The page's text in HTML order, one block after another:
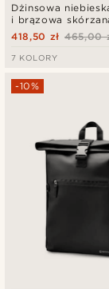
Dżinsowa
i brązowa
podróżna 465,00
418,50 zł
7 KOLORY
-10%